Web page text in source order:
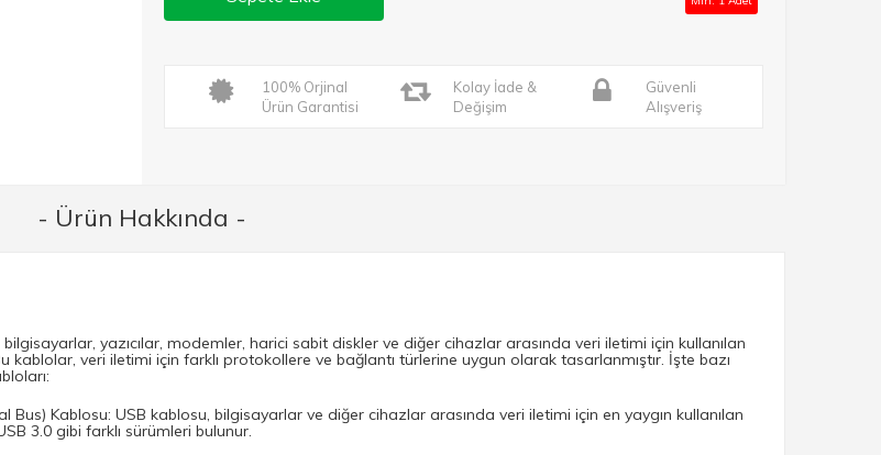
100% Orjinal
Ürün Garantisi
Kolay İade &
Değişim
Güvenli
Alışveriş
- Ürün Hakkında -
bilgisayarlar, yazıcılar, modemler, harici sabit diskler ve diğer cihazlar arasında veri iletimi için kullanılan
kablolar, veri iletimi için farklı protokollere ve bağlantı türlerine uygun olarak tasarlanmıştır. İşte bazı
Bus) Kablosu: USB kablosu, bilgisayarlar ve diğer cihazlar arasında veri iletimi için en yaygın kullanılan
3.0 gibi farklı sürümleri bulunur.